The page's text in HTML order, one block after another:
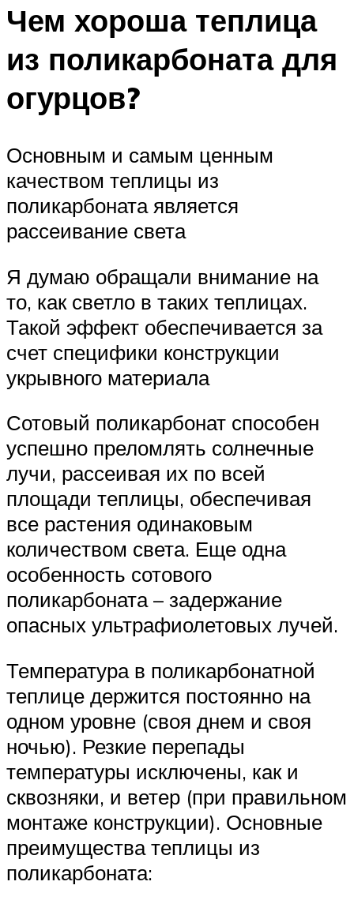
Чем хороша теплица
из поликарбоната для
огурцов?
Основным и самым ценным
качеством теплицы из
поликарбоната является
рассеивание света
Я думаю обращали внимание на
то, как светло в таких теплицах.
Такой эффект обеспечивается за
счет специфики конструкции
укрывного материала
Сотовый поликарбонат способен
успешно преломлять солнечные
лучи, рассеивая их по всей
площади теплицы, обеспечивая
все растения одинаковым
количеством света. Еще одна
особенность сотового
поликарбоната – задержание
опасных ультрафиолетовых лучей.
Температура в поликарбонатной
теплице держится постоянно на
одном уровне (своя днем и своя
ночью). Резкие перепады
температуры исключены, как и
сквозняки, и ветер (при правильном
монтаже конструкции). Основные
преимущества теплицы из
поликарбоната: